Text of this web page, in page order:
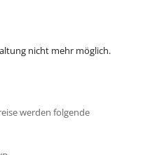
nicht mehr möglich.
werden folgende